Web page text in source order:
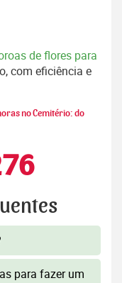
de flores para
com eficiência e
no Cemitério: do
para fazer um